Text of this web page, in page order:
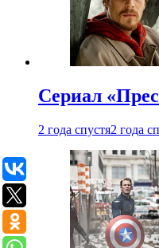
Сериал
2 года спустя2 года